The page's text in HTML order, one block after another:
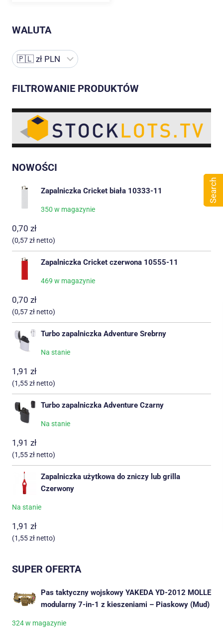
WALUTA
FILTROWANIE PRODUKTÓW
NOWOŚCI
Zapalniczka Cricket biała 10333-11
350 w magazynie
0,70 zł
(0,57zł netto)
Zapalniczka Cricket czerwona 10555-11
469 w magazynie
0,70 zł
(0,57zł netto)
Turbo zapalniczka Adventure Srebrny
Na stanie
1,91 zł
(1,55zł netto)
Turbo zapalniczka Adventure Czarny
Na stanie
1,91 zł
(1,55zł netto)
Zapalniczka użytkowa do zniczy lub grilla
Czerwony
Na stanie
1,91 zł
(1,55zł netto)
SUPER OFERTA
Pas taktyczny wojskowy YAKEDA YD-2012 MOLLE
modularny 7-in-1 z kieszeniami – Piaskowy (Mud)
324 w magazynie
Search